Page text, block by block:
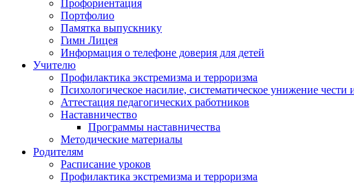
Профориентация
Портфолио
Памятка выпускнику
Гимн Лицея
Информация о телефоне доверия для детей
Учителю
Профилактика экстремизма и терроризма
Психологическое насилие, систематическое унижение чести
Аттестация педагогических работников
Наставничество
Программы наставничества
Методические материалы
Родителям
Расписание уроков
Профилактика экстремизма и терроризма